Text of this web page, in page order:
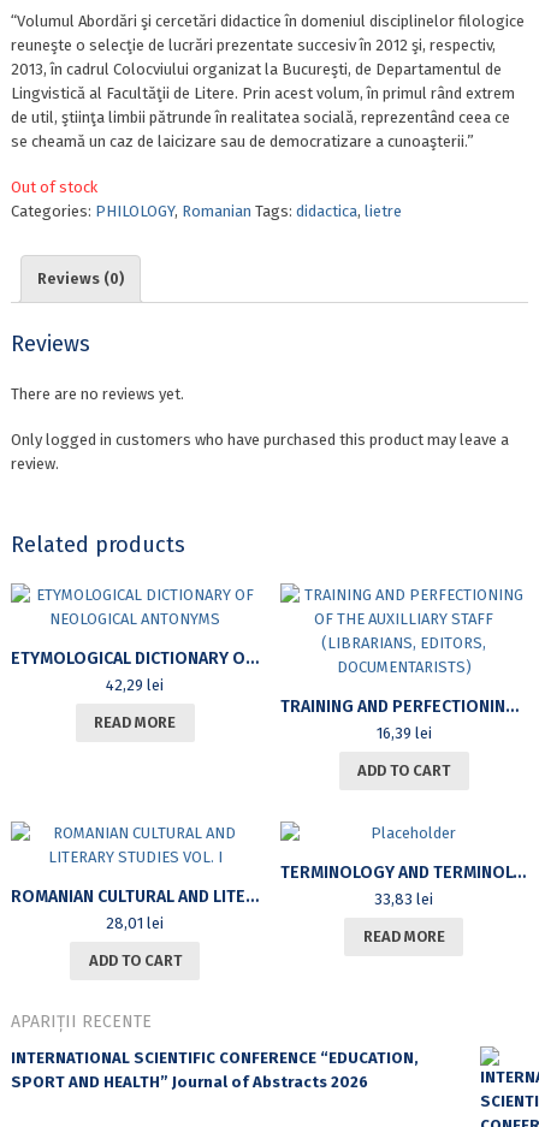
“Volumul Abordări şi cercetări didactice în domeniul disciplinelor filologice
reuneşte o selecţie de lucrări prezentate succesiv în 2012 şi, respectiv,
2013, în cadrul Colocviului organizat la Bucureşti, de Departamentul de
Lingvistică al Facultăţii de Litere. Prin acest volum, în primul rând extrem
de util, ştiinţa limbii pătrunde în realitatea socială, reprezentând ceea ce
se cheamă un caz de laicizare sau de democratizare a cunoaşterii.”
Out of stock
Categories: PHILOLOGY, Romanian Tags: didactica, lietre
Reviews (0)
Reviews
There are no reviews yet.
Only logged in customers who have purchased this product may leave a
review.
Related products
ETYMOLOGICAL DICTIONARY OF NEOLOGICAL ANTONYMS
42,29 lei
READ MORE
TRAINING AND PERFECTIONING OF THE AUXILLIARY STAFF (LIBRARIANS, EDITORS, DOCUMENTARISTS)
16,39 lei
ADD TO CART
ROMANIAN CULTURAL AND LITERARY STUDIES VOL. I
28,01 lei
ADD TO CART
TERMINOLOGY AND TERMINOLOGIES
33,83 lei
READ MORE
APARIȚII RECENTE
INTERNATIONAL SCIENTIFIC CONFERENCE “EDUCATION,
SPORT AND HEALTH” Journal of Abstracts 2026